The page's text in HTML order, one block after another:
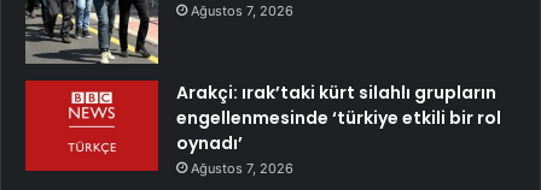
Ağustos 7, 2026
Arakçi: ırak’taki kürt silahlı grupların
engellenmesinde ‘türkiye etkili bir rol
oynadı’
Ağustos 7, 2026